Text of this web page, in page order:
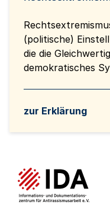
(politische)
die die
demokratisches
zur Erklärung